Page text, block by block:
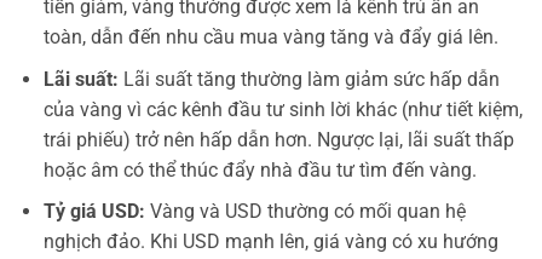
tiền giảm, vàng thường được xem là kênh trú ẩn an
toàn, dẫn đến nhu cầu mua vàng tăng và đẩy giá lên.
Lãi suất: Lãi suất tăng thường làm giảm sức hấp dẫn
của vàng vì các kênh đầu tư sinh lời khác (như tiết kiệm,
trái phiếu) trở nên hấp dẫn hơn. Ngược lại, lãi suất thấp
hoặc âm có thể thúc đẩy nhà đầu tư tìm đến vàng.
Tỷ giá USD: Vàng và USD thường có mối quan hệ
nghịch đảo. Khi USD mạnh lên, giá vàng có xu hướng